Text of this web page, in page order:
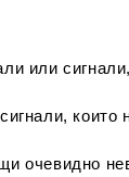
или
очевидно